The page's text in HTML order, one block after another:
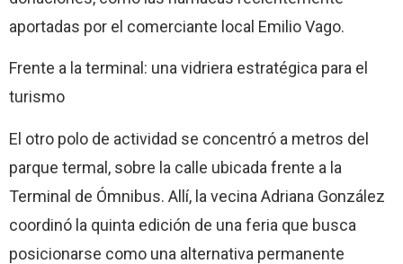
aportadas por el comerciante local Emilio Vago.
Frente a la terminal: una vidriera estratégica para el
turismo
El otro polo de actividad se concentró a metros del
parque termal, sobre la calle ubicada frente a la
Terminal de Ómnibus. Allí, la vecina Adriana González
coordinó la quinta edición de una feria que busca
posicionarse como una alternativa permanente